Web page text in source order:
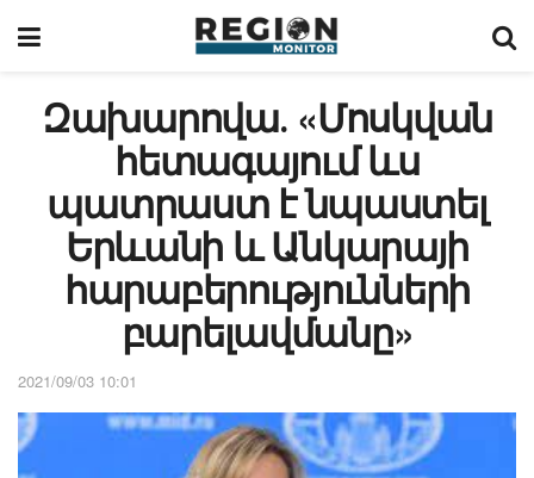
Զախարովա․ «Մոսկվան
հետագայում ևս
պատրաստ է նպաստել
Երևանի և Անկարայի
հարաբերությունների
բարելավմանը»
2021/09/03 10:01